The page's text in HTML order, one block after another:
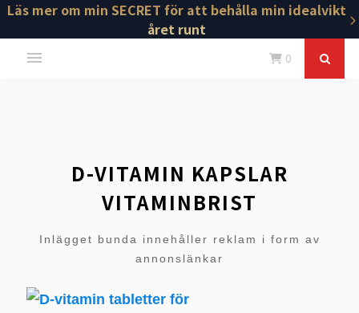
Läs mer om min SECRET för att behålla min idealvikt
året runt
0
D-VITAMIN KAPSLAR
VITAMINBRIST
Inlägget bunda innehåller reklam i form av
annonslänkar